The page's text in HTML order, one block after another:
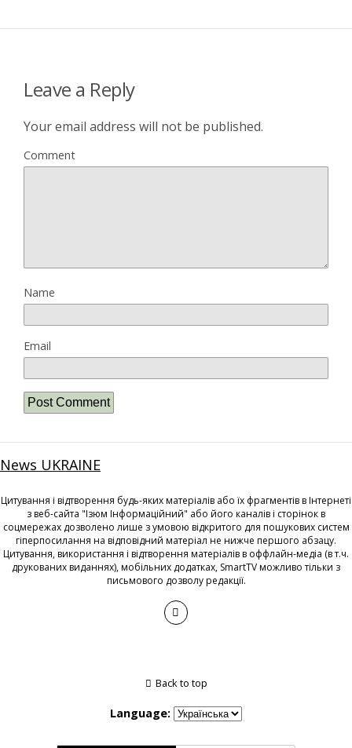
Leave a Reply
Your email address will not be published.
Comment
Name
Email
News UKRAINE
Цитування і відтворення будь-яких матеріалів або їх фрагментів в Інтернеті
з веб-сайта "Ізюм Інформаційний" або його каналів і сторінок в
соцмережах дозволено лише з умовою відкритого для пошукових систем
гіперпосилання на відповідний матеріал не нижче першого абзацу.
Цитування, використання і відтворення матеріалів в оффлайн-медіа (в т.ч.
друкованих виданнях), мобільних додатках, SmartTV можливо тільки з
письмового дозволу редакції.
Back to top
Language: